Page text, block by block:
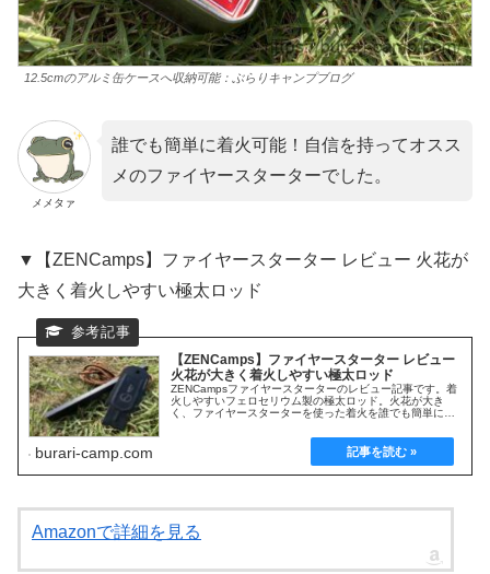
12.5cmのアルミ缶ケースへ収納可能：ぶらりキャンプブログ
メメタァ
誰でも簡単に着火可能！自信を持ってオスス
メのファイヤースターターでした。
▼【ZENCamps】ファイヤースターター レビュー 火花が
大きく着火しやすい極太ロッド
【ZENCamps】ファイヤースターター レビュー
火花が大きく着火しやすい極太ロッド
ZENCampsファイヤースターターのレビュー記事です。着
火しやすいフェロセリウム製の極太ロッド。火花が大き
く、ファイヤースターターを使った着火を誰でも簡単に楽
burari-camp.com
Amazonで詳細を見る